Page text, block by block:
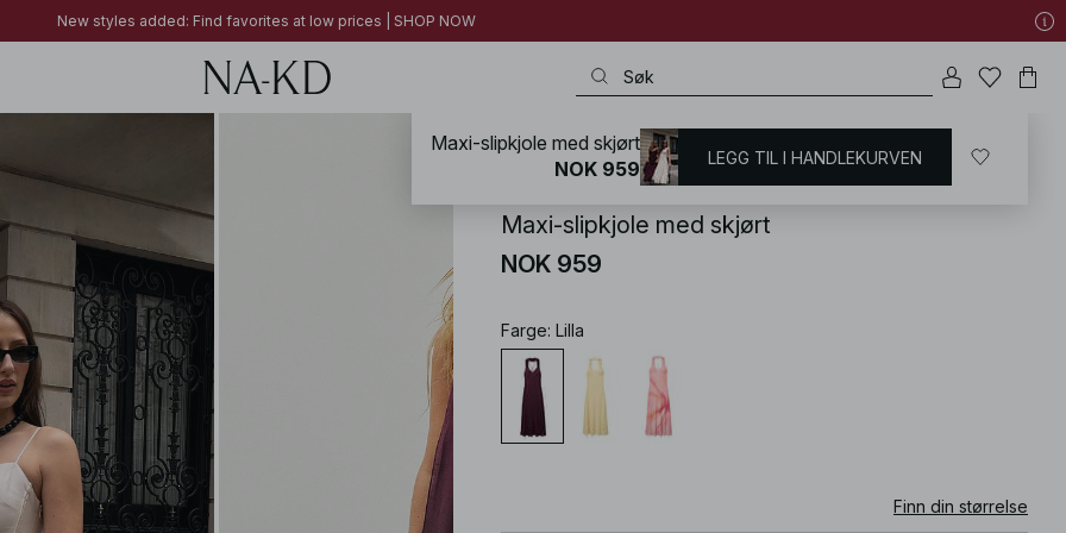
FINAL SALE | SHOP NOW
FINAL SALE | SHOP NOW
New styles added: Find favorites at low prices | SHOP NOW
/ Kjoler / Slip-kjole
Maxi-slipkjole med skjørt
NOK 959
Farge: Lilla
Finn din størrelse
Maxi-slipkjole med skjørt
NOK 959
LEGG TIL I HANDLEKURVEN